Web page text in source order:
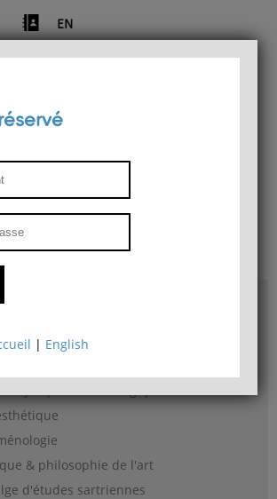
EN
Liège
de philosophie
recherches
du Département de philosophie
& philosophie de l'art
d'études sartriennes
| English